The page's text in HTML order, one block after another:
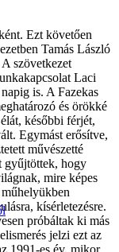
Ezt követően
Tamás László
szövetkezet
Laci
is. A Fazekas
és örökké
későbbi férjét,
Egymást erősítve,
művészetté
gyűjtöttek, hogy
mire képes
kísérletezésre.
próbáltak ki más
jelzi ezt az